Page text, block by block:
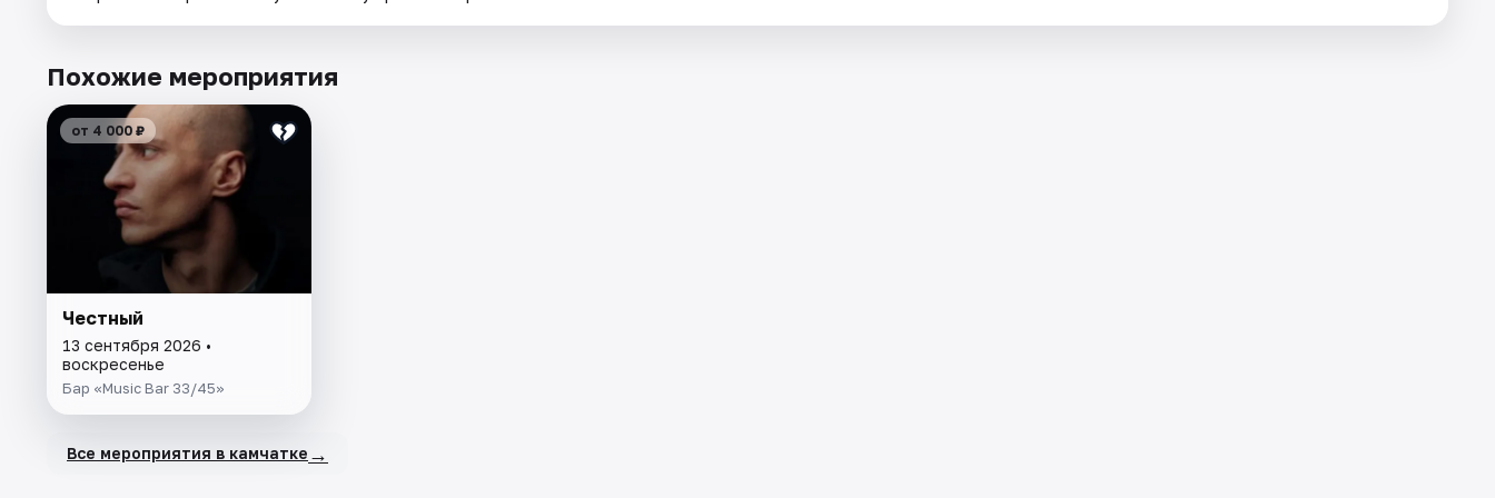
Похожие мероприятия
от 4 000 ₽
Честный
13 сентября 2026 •
воскресенье
Бар «Music Bar 33/45»
Все мероприятия в камчатке →